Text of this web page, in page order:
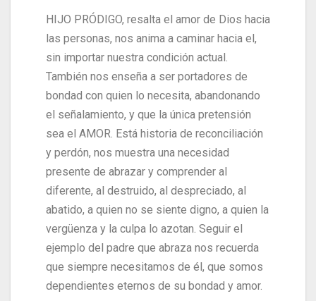
HIJO PRÓDIGO, resalta el amor de Dios hacia
las personas, nos anima a caminar hacia el,
sin importar nuestra condición actual.
También nos enseña a ser portadores de
bondad con quien lo necesita, abandonando
el señalamiento, y que la única pretensión
sea el AMOR. Está historia de reconciliación
y perdón, nos muestra una necesidad
presente de abrazar y comprender al
diferente, al destruido, al despreciado, al
abatido, a quien no se siente digno, a quien la
vergüenza y la culpa lo azotan. Seguir el
ejemplo del padre que abraza nos recuerda
que siempre necesitamos de él, que somos
dependientes eternos de su bondad y amor.